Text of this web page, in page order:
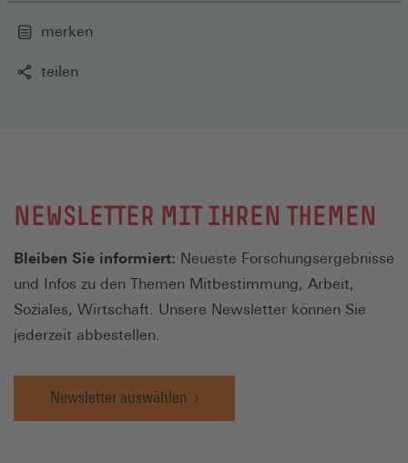
merken
teilen
NEWSLETTER MIT IHREN THEMEN
Bleiben Sie informiert: Neueste Forschungsergebnisse
und Infos zu den Themen Mitbestimmung, Arbeit,
Soziales, Wirtschaft. Unsere Newsletter können Sie
jederzeit abbestellen.
Newsletter auswählen